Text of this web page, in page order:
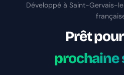
Développé à Saint-Gervais-
Prêt
prochaine